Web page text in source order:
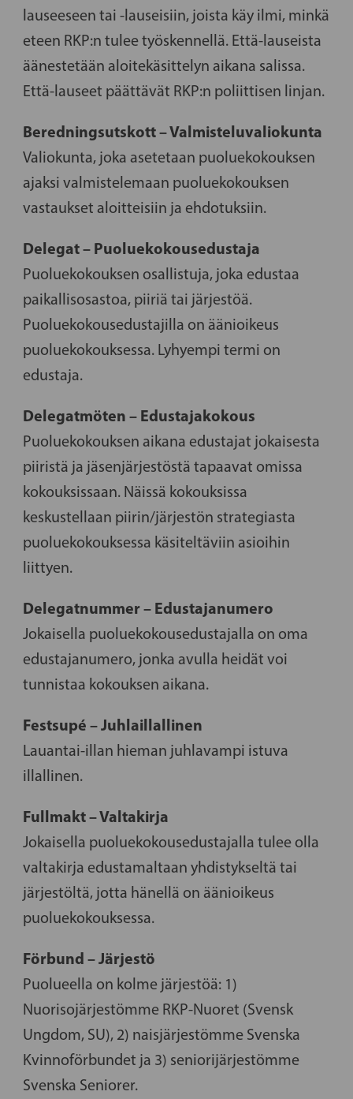
lauseeseen tai -lauseisiin, joista käy ilmi, minkä
eteen RKP:n tulee työskennellä. Että-lauseista
äänestetään aloitekäsittelyn aikana salissa.
Että-lauseet päättävät RKP:n poliittisen linjan.
Beredningsutskott – Valmisteluvaliokunta
Valiokunta, joka asetetaan puoluekokouksen
ajaksi valmistelemaan puoluekokouksen
vastaukset aloitteisiin ja ehdotuksiin.
Delegat – Puoluekokousedustaja
Puoluekokouksen osallistuja, joka edustaa
paikallisosastoa, piiriä tai järjestöä.
Puoluekokousedustajilla on äänioikeus
puoluekokouksessa. Lyhyempi termi on
edustaja.
Delegatmöten – Edustajakokous
Puoluekokouksen aikana edustajat jokaisesta
piiristä ja jäsenjärjestöstä tapaavat omissa
kokouksissaan. Näissä kokouksissa
keskustellaan piirin/järjestön strategiasta
puoluekokouksessa käsiteltäviin asioihin
liittyen.
Delegatnummer – Edustajanumero
Jokaisella puoluekokousedustajalla on oma
edustajanumero, jonka avulla heidät voi
tunnistaa kokouksen aikana.
Festsupé – Juhlaillallinen
Lauantai-illan hieman juhlavampi istuva
illallinen.
Fullmakt – Valtakirja
Jokaisella puoluekokousedustajalla tulee olla
valtakirja edustamaltaan yhdistykseltä tai
järjestöltä, jotta hänellä on äänioikeus
puoluekokouksessa.
Förbund – Järjestö
Puolueella on kolme järjestöä: 1)
Nuorisojärjestömme RKP-Nuoret (Svensk
Ungdom, SU), 2) naisjärjestömme Svenska
Kvinnoförbundet ja 3) seniorijärjestömme
Svenska Seniorer.